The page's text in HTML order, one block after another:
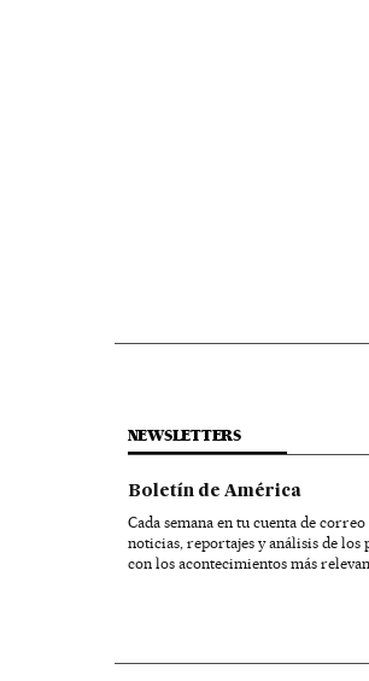
NEWSLETTERS
Boletín de América
Cada semana en tu cuenta de
noticias, reportajes y análisis de los
con los acontecimientos más